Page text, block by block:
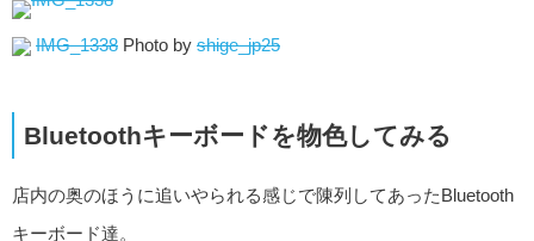
IMG_1338 Photo by shige_jp25
Bluetoothキーボードを物色してみる
店内の奥のほうに追いやられる感じで陳列してあったBluetooth
キーボード達。